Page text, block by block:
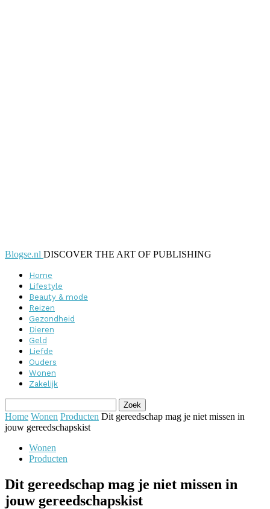
Blogse.nl DISCOVER THE ART OF PUBLISHING
Home
Lifestyle
Beauty & mode
Reizen
Gezondheid
Dieren
Geld
Liefde
Ouders
Wonen
Zakelijk
Home Wonen Producten Dit gereedschap mag je niet missen in
jouw gereedschapskist
Wonen
Producten
Dit gereedschap mag je niet missen in
jouw gereedschapskist